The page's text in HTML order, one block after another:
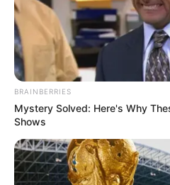
Weltkulturerbe Oberes
Ausflugsziel sind.
Diez
Die kleine
sehr
14.Jahrhundert.
BRAINBERRIES
Mystery Solved: Here's Why
Shows